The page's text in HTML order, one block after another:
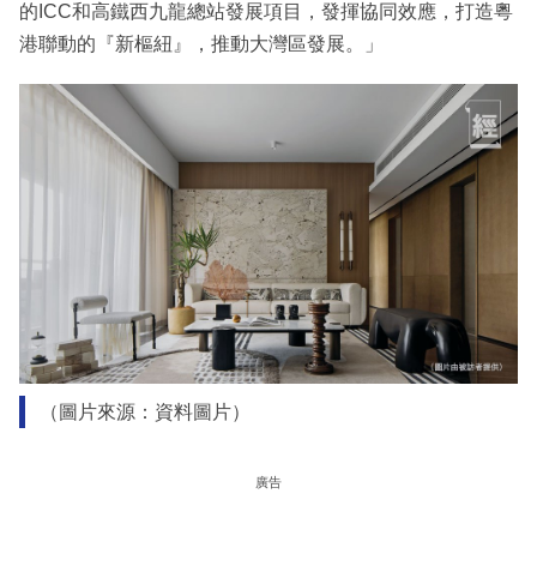
的ICC和高鐵西九龍總站發展項目，發揮協同效應，打造粵
港聯動的『新樞紐』，推動大灣區發展。」
（圖片來源：資料圖片）
廣告